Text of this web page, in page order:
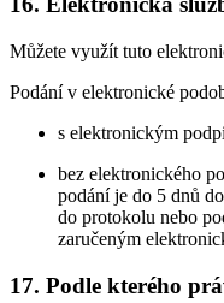
Můžete využít tuto
Podání v elektronické
s elektronickým
bez elektronického
podání je do 5 dnů
do protokolu nebo
zaručeným
17. Podle kterého